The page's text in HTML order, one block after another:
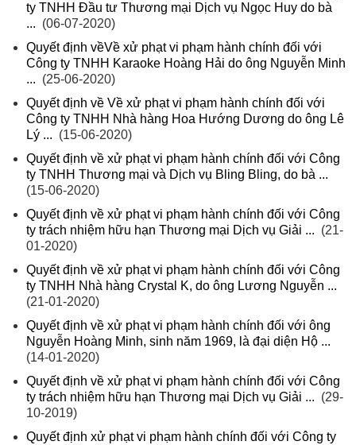
ty TNHH Đầu tư Thương mại Dịch vụ Ngọc Huy do bà
... (06-07-2020)
Quyết định vềVề xử phạt vi phạm hành chính đối với
Công ty TNHH Karaoke Hoàng Hải do ông Nguyễn Minh
... (25-06-2020)
Quyết định về Về xử phạt vi phạm hành chính đối với
Công ty TNHH Nhà hàng Hoa Hướng Dương do ông Lê
Lý ... (15-06-2020)
Quyết định về xử phạt vi phạm hành chính đối với Công
ty TNHH Thương mại và Dịch vụ Bling Bling, do bà ...
(15-06-2020)
Quyết định về xử phạt vi phạm hành chính đối với Công
ty trách nhiệm hữu hạn Thương mại Dịch vụ Giải ... (21-
01-2020)
Quyết định về xử phạt vi phạm hành chính đối với Công
ty TNHH Nhà hàng Crystal K, do ông Lương Nguyễn ...
(21-01-2020)
Quyết định về xử phạt vi phạm hành chính đối với ông
Nguyễn Hoàng Minh, sinh năm 1969, là đại diện Hộ ...
(14-01-2020)
Quyết định về xử phạt vi phạm hành chính đối với Công
ty trách nhiệm hữu hạn Thương mại Dịch vụ Giải ... (29-
10-2019)
Quyết định xử phạt vi phạm hành chính đối với Công ty